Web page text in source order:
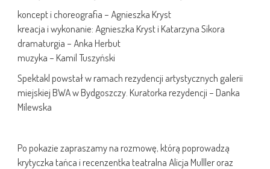
koncept i choreografia – Agnieszka Kryst
kreacja i wykonanie: Agnieszka Kryst i Katarzyna Sikora
dramaturgia – Anka Herbut
muzyka – Kamil Tuszyński
Spektakl powstał w ramach rezydencji artystycznych galerii
miejskiej BWA w Bydgoszczy. Kuratorka rezydencji – Danka
Milewska
Po pokazie zapraszamy na rozmowę, którą poprowadzą
krytyczka tańca i recenzentka teatralna Alicja Mulller oraz